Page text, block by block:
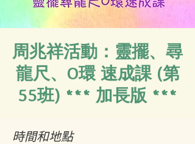
周兆祥活動：靈擺、尋
龍尺、O環 速成課 (第
55班) *** 加長版 ***
時間和地點